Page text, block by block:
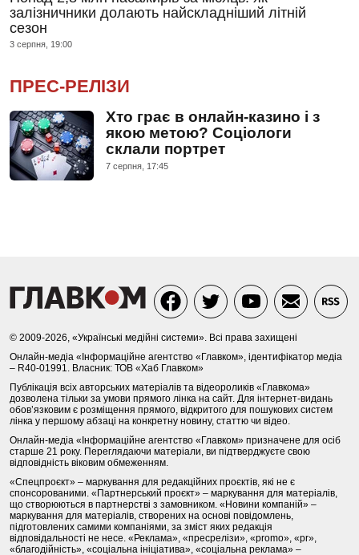
залізничники долають найскладніший літній
сезон
3 серпня, 19:00
ПРЕС-РЕЛІЗИ
Хто грає в онлайн-казино і з
якою метою? Соціологи
склали портрет
7 серпня, 17:45
© 2009-2026, «Українські медійні системи». Всі права захищені
Онлайн-медіа «Інформаційне агентство «Главком», ідентифікатор медіа
– R40-01991. Власник: ТОВ «Хаб Главком»
Публікація всіх авторських матеріалів та відеороликів «Главкома»
дозволена тільки за умови прямого лінка на сайт. Для інтернет-видань
обов’язковим є розміщення прямого, відкритого для пошукових систем
лінка у першому абзаці на конкретну новину, статтю чи відео.
Онлайн-медіа «Інформаційне агентство «Главком» призначене для осіб
старше 21 року. Переглядаючи матеріали, ви підтверджуєте свою
відповідність віковим обмеженням.
«Спецпроєкт» – маркування для редакційних проєктів, які не є
спонсорованими. «Партнерський проєкт» – маркування для матеріалів,
що створюються в партнерстві з замовником. «Новини компаній» –
маркування для матеріалів, створених на основі повідомлень,
підготовлених самими компаніями, за зміст яких редакція
відповідальності не несе. «Реклама», «пресрелізи», «promo», «pr»,
«благодійність», «соціальна ініціатива», «соціальна реклама» –